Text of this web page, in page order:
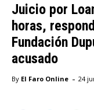
Juicio por
horas,
Fundación
acusado
By El Faro Online - 24